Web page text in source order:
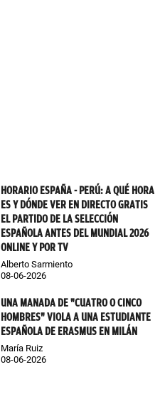
HORARIO ESPAÑA - PERÚ: A QUÉ HORA
ES Y DÓNDE VER EN DIRECTO GRATIS
EL PARTIDO DE LA SELECCIÓN
ESPAÑOLA ANTES DEL MUNDIAL 2026
ONLINE Y POR TV
Alberto Sarmiento
08-06-2026
UNA MANADA DE "CUATRO O CINCO
HOMBRES" VIOLA A UNA ESTUDIANTE
ESPAÑOLA DE ERASMUS EN MILÁN
María Ruiz
08-06-2026